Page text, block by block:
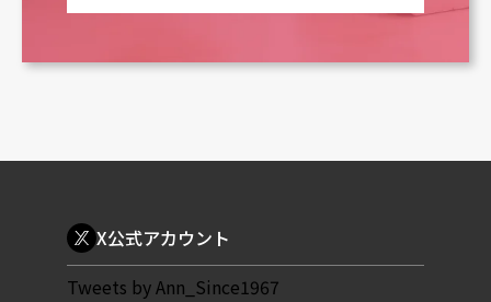
X公式アカウント
Tweets by Ann_Since1967